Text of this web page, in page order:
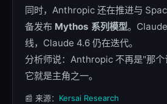
同时，Anthropic 还在推进与
备发布 Mythos 系列模型。
线，Claude 4.6 仍在迭代。
分析师说：Anthropic 不再是"那个
它就是主角之一。
📰 来源： Kersai Research